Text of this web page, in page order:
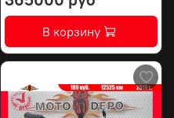
В корзину